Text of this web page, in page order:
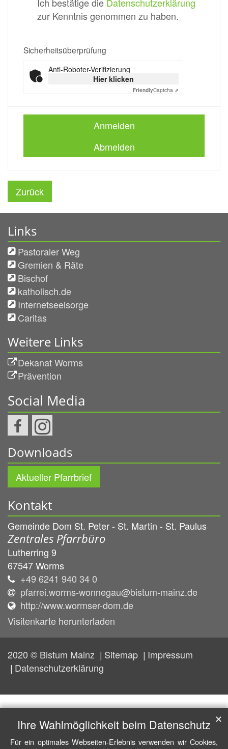
zur Kenntnis genommen zu haben.
Sicherheitsüberprüfung
Anti-Roboter-Verifizierung
Hier klicken
FriendlyCaptcha ⇗
Anmelden
Abmelden
Zurück
Links
Pastoraler Weg
Gremien & Räte
Bischof
katholisch.de
Internetseelsorge
Caritas
Weitere Links
Dekanat Worms
Prävention
Social Media
Downloads
Aktueller Pfarrbrief
Kontakt
Gemeinde Dom St. Peter - St. Martin - St. Paulus
Zentrales Pfarrbüro
Lutherring 9
67547Worms
+49 6241 940 34 0
pfarrei.worms-wonnegau@bistum-mainz.de
http://www.wormser-dom.de
Visitenkarte herunterladen
2020 © Bistum Mainz Sitemap
Impressum
Datenschutzerklärung
Ihre Wahlmöglichkeit beim Datenschutz
Für ein optimales Webseiten-Erlebnis verwenden wir Cookies,
✕